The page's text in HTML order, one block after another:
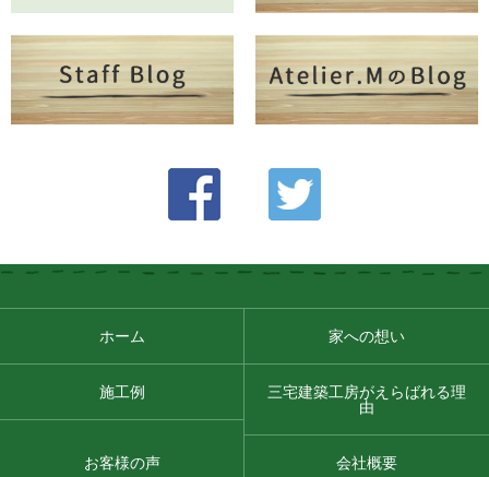
ホーム 家への想い
施工例
三宅建築工房がえらばれる理
由
お客様の声 会社概要